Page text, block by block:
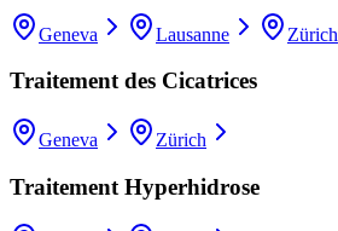
Geneva Lausanne Zürich
Traitement des Cicatrices
Geneva Zürich
Traitement Hyperhidrose